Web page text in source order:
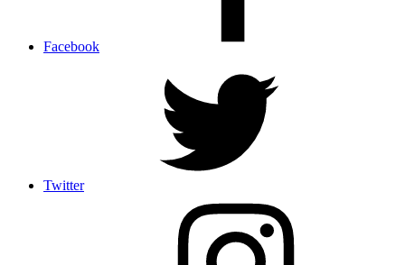
Facebook
Twitter